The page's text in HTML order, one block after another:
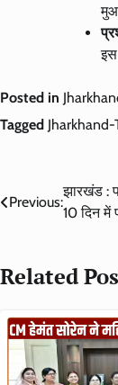
इस
Posted in
Tagged
Post
Previous:
झारखंड :
10 दिन में
Related